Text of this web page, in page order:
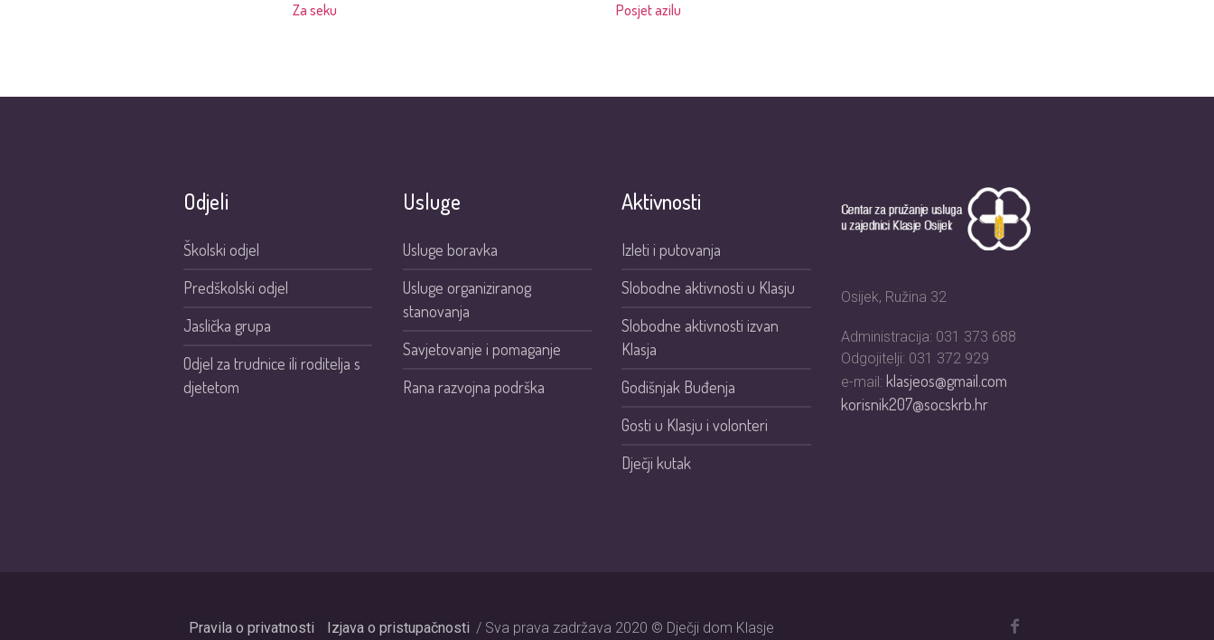
Za seku Posjet azilu
Odjeli
Školski odjel
Predškolski odjel
Jaslička grupa
Odjel za trudnice ili roditelja s
djetetom
Usluge
Usluge boravka
Usluge organiziranog
stanovanja
Savjetovanje i pomaganje
Rana razvojna podrška
Aktivnosti
Izleti i putovanja
Slobodne aktivnosti u Klasju
Slobodne aktivnosti izvan
Klasja
Godišnjak Buđenja
Gosti u Klasju i volonteri
Dječji kutak
Osijek, Ružina 32
Administracija: 031 373 688
Odgojitelji: 031 372 929
e-mail: klasjeos@gmail.com
korisnik207@socskrb.hr
Pravila o privatnosti Izjava o pristupačnosti / Sva prava zadržava 2020 © Dječji dom Klasje